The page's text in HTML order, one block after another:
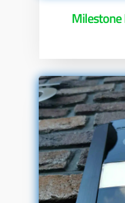
Milestone